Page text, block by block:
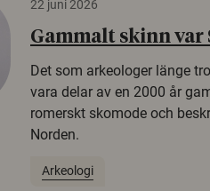
22 juni 2026
Gammalt skinn var
Det som arkeologer länge
vara delar av en 2000 år
romerskt skomode och
Norden.
Arkeologi